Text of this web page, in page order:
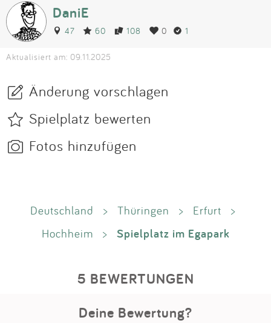
DaniE
47 60 108 0 1
Aktualisiert am: 09.11.2025
Änderung vorschlagen
Spielplatz bewerten
Fotos hinzufügen
Deutschland > Thüringen > Erfurt
>
Hochheim
> Spielplatz im Egapark
5 BEWERTUNGEN
Deine Bewertung?